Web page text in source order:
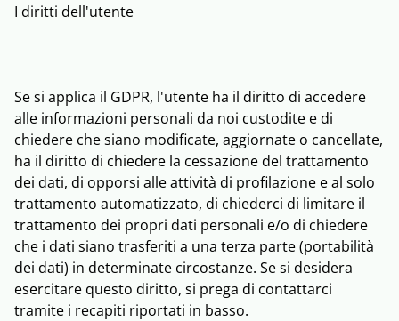
I diritti dell'utente
Se si applica il GDPR, l'utente ha il diritto di accedere
alle informazioni personali da noi custodite e di
chiedere che siano modificate, aggiornate o cancellate,
ha il diritto di chiedere la cessazione del trattamento
dei dati, di opporsi alle attività di profilazione e al solo
trattamento automatizzato, di chiederci di limitare il
trattamento dei propri dati personali e/o di chiedere
che i dati siano trasferiti a una terza parte (portabilità
dei dati) in determinate circostanze. Se si desidera
esercitare questo diritto, si prega di contattarci
tramite i recapiti riportati in basso.